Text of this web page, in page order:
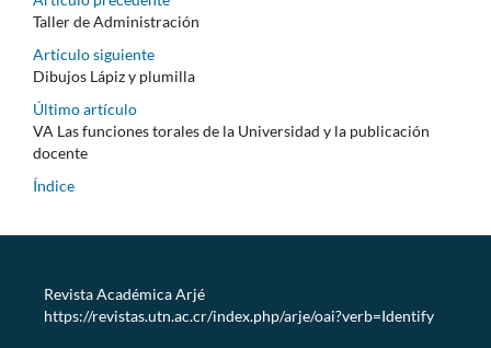
Taller de Administración
Artículo siguiente
Dibujos Lápiz y plumilla
Último artículo
VA Las funciones torales de la Universidad y la publicación
docente
Índice
Revista Académica Arjé
https://revistas.utn.ac.cr/index.php/arje/oai?verb=Identify